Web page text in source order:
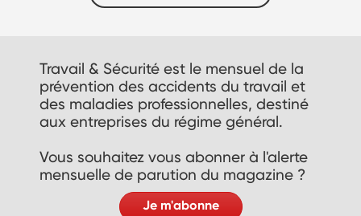
Travail & Sécurité est le mensuel de la
prévention des accidents du travail et
des maladies professionnelles, destiné
aux entreprises du régime général.
Vous souhaitez vous abonner à l'alerte
mensuelle de parution du magazine ?
Je m'abonne